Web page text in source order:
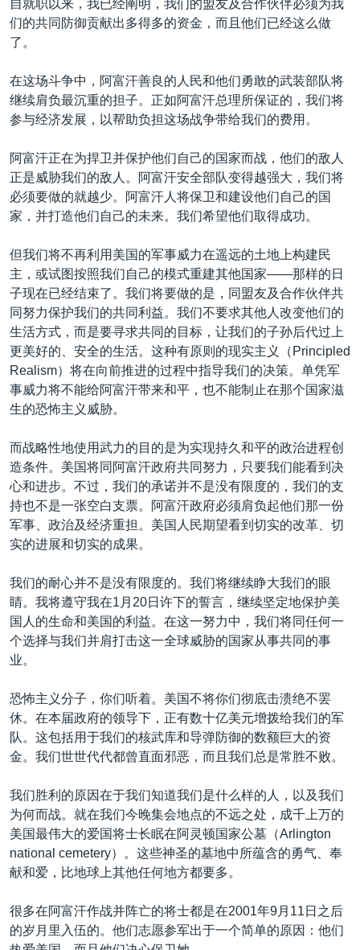
自就职以来，我已经阐明，我们的盟友及合作伙伴必须为我
们的共同防御贡献出多得多的资金，而且他们已经这么做
了。
在这场斗争中，阿富汗善良的人民和他们勇敢的武装部队将
继续肩负最沉重的担子。正如阿富汗总理所保证的，我们将
参与经济发展，以帮助负担这场战争带给我们的费用。
阿富汗正在为捍卫并保护他们自己的国家而战，他们的敌人
正是威胁我们的敌人。阿富汗安全部队变得越强大，我们将
必须要做的就越少。阿富汗人将保卫和建设他们自己的国
家，并打造他们自己的未来。我们希望他们取得成功。
但我们将不再利用美国的军事威力在遥远的土地上构建民
主，或试图按照我们自己的模式重建其他国家——那样的日
子现在已经结束了。我们将要做的是，同盟友及合作伙伴共
同努力保护我们的共同利益。我们不要求其他人改变他们的
生活方式，而是要寻求共同的目标，让我们的子孙后代过上
更美好的、安全的生活。这种有原则的现实主义（Principled
Realism）将在向前推进的过程中指导我们的决策。单凭军
事威力将不能给阿富汗带来和平，也不能制止在那个国家滋
生的恐怖主义威胁。
而战略性地使用武力的目的是为实现持久和平的政治进程创
造条件。美国将同阿富汗政府共同努力，只要我们能看到决
心和进步。不过，我们的承诺并不是没有限度的，我们的支
持也不是一张空白支票。阿富汗政府必须肩负起他们那一份
军事、政治及经济重担。美国人民期望看到切实的改革、切
实的进展和切实的成果。
我们的耐心并不是没有限度的。我们将继续睁大我们的眼
睛。我将遵守我在1月20日许下的誓言，继续坚定地保护美
国人的生命和美国的利益。在这一努力中，我们将同任何一
个选择与我们并肩打击这一全球威胁的国家从事共同的事
业。
恐怖主义分子，你们听着。美国不将你们彻底击溃绝不罢
休。在本届政府的领导下，正有数十亿美元增拨给我们的军
队。这包括用于我们的核武库和导弹防御的数额巨大的资
金。我们世世代代都曾直面邪恶，而且我们总是常胜不败。
我们胜利的原因在于我们知道我们是什么样的人，以及我们
为何而战。就在我们今晚集会地点的不远之处，成千上万的
美国最伟大的爱国将士长眠在阿灵顿国家公墓（Arlington
national cemetery）。这些神圣的墓地中所蕴含的勇气、奉
献和爱，比地球上其他任何地方都要多。
很多在阿富汗作战并阵亡的将士都是在2001年9月11日之后
的岁月里入伍的。他们志愿参军出于一个简单的原因：他们